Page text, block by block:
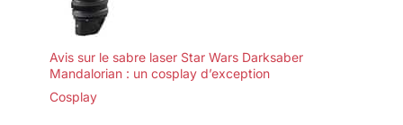
Avis sur le sabre laser Star Wars Darksaber
Mandalorian : un cosplay d’exception
Cosplay